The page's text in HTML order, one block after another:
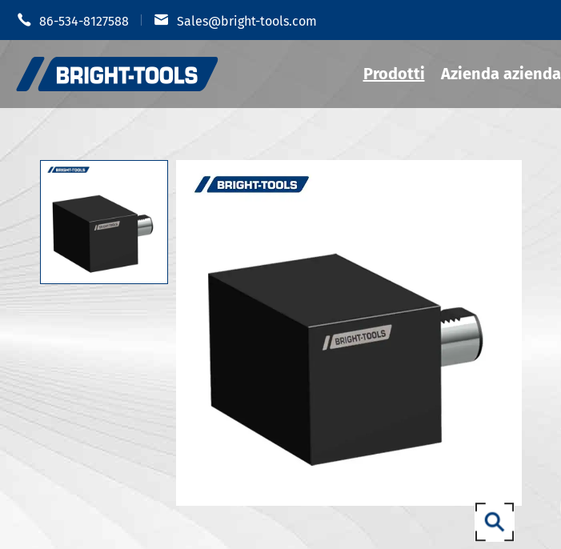
 86-534-8127588  Sales@bright-tools.com
Prodotti
Portautensili CNC
Strumenti statici e azionati
Strumenti di alesatura
Anti vibrazione
Accessori portautensili
Macchina
Testa ad angolo
Portautensili termoretraibile
Portautensili JIS B 6339-BT
Portautensili JIS B 6339-BBT
Portautensili JIS B 6339-NBT
Portautensili DIN 69871-ISO
DIN 69893 (ISO 12164) HSK-A portautensili
DIN 69893 (ISO 12164) HSK-F portautensili
DIN69893 (ISO12164-1)-HSK-T portautensili
Azienda azienda